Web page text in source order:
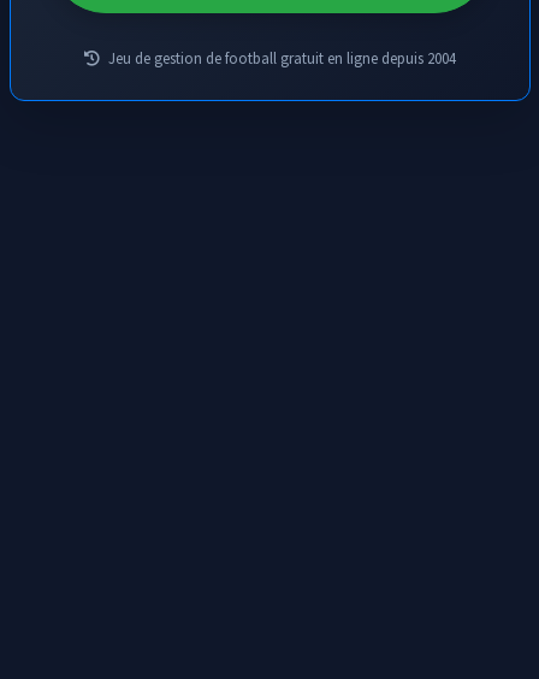
Jeu de gestion de football gratuit en ligne depuis 2004